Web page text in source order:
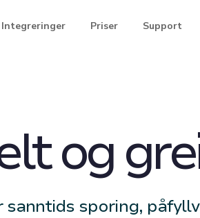
Integreringer Priser Support
og
sporing,